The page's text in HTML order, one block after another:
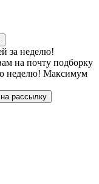
за неделю!
на почту подборку
неделю! Максимум
рассылку